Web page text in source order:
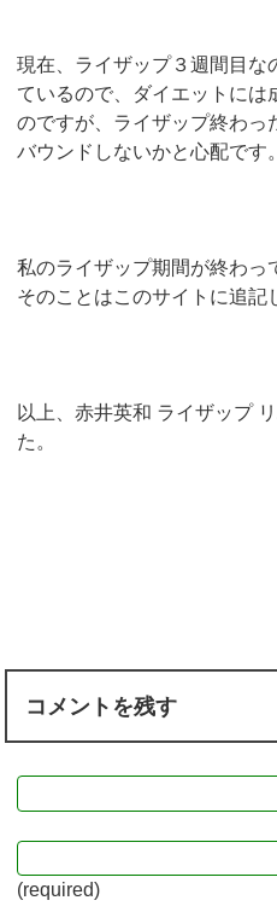
現在、ライザップ３週間目な
ているので、ダイエットには
のですが、ライザップ終わっ
バウンドしないかと心配です。
私のライザップ期間が終わっ
そのことはこのサイトに追記
以上、赤井英和 ライザップ
た。
コメントを残す
(required)